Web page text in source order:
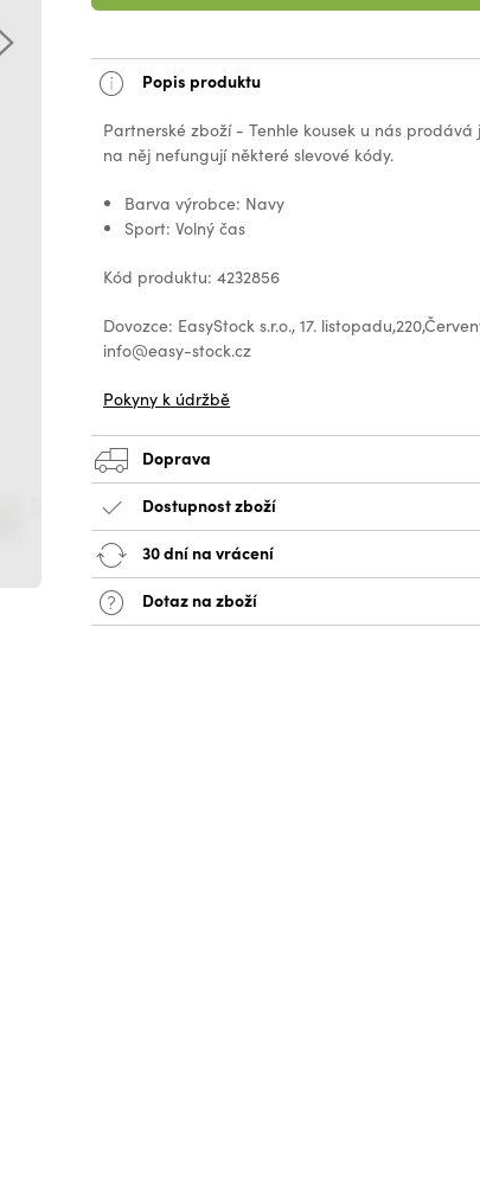
Popis produktu
Partnerské zboží - Tenhle kousek u nás
na něj nefungují některé slevové kódy.
Barva výrobce: Navy
Sport: Volný čas
Kód produktu: 4232856
Dovozce: EasyStock s.r.o., 17.
info@easy-stock.cz
Pokyny k údržbě
Doprava
Dostupnost zboží
30 dní na vrácení
Dotaz na zboží